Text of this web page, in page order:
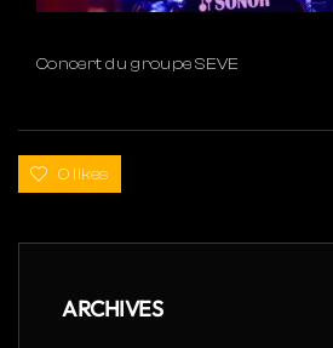
Concert du groupe SEVE
0 likes
ARCHIVES